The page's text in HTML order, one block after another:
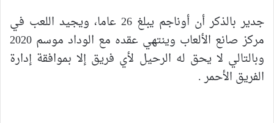
جدير بالذكر أن أوناجم يبلغ 26 عاما، ويجيد اللعب في
مركز صانع الألعاب وينتهي عقده مع الوداد موسم 2020
وبالتالي لا يحق له الرحيل لأي فريق إلا بموافقة إدارة
الفريق الأحمر .